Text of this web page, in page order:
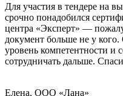
Для участия в тендере на
срочно понадобился
центра «Эксперт» —
документ больше не у
уровень компетентности и
сотрудничать дальше.
Елена, ООО «Лана»